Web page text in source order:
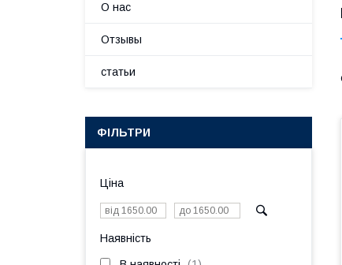
О нас
Отзывы
статьи
ФІЛЬТРИ
Ціна
Наявність